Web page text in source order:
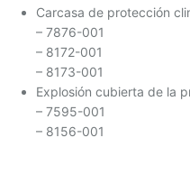
Carcasa de protección
– 7876-001
– 8172-001
– 8173-001
Explosión cubierta de la
– 7595-001
– 8156-001